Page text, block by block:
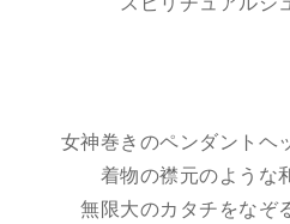
女神巻きのペンダントヘ
着物の襟元のような
無限大のカタチをなぞ